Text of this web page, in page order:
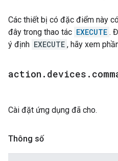
Các thiết bị có đặc điểm này
đây trong thao tác EXECUTE .
ý định EXECUTE , hãy xem
action . devices .
Cài đặt ứng dụng đã cho.
Thông số